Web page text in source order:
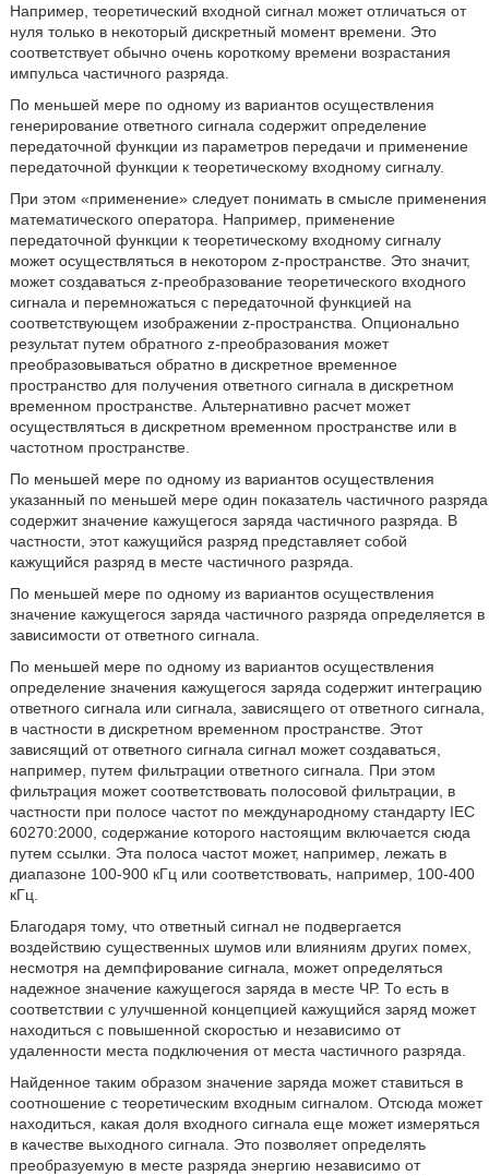
Например, теоретический входной сигнал может отличаться от
нуля только в некоторый дискретный момент времени. Это
соответствует обычно очень короткому времени возрастания
импульса частичного разряда.
По меньшей мере по одному из вариантов осуществления
генерирование ответного сигнала содержит определение
передаточной функции из параметров передачи и применение
передаточной функции к теоретическому входному сигналу.
При этом «применение» следует понимать в смысле применения
математического оператора. Например, применение
передаточной функции к теоретическому входному сигналу
может осуществляться в некотором z-пространстве. Это значит,
может создаваться z-преобразование теоретического входного
сигнала и перемножаться с передаточной функцией на
соответствующем изображении z-пространства. Опционально
результат путем обратного z-преобразования может
преобразовываться обратно в дискретное временное
пространство для получения ответного сигнала в дискретном
временном пространстве. Альтернативно расчет может
осуществляться в дискретном временном пространстве или в
частотном пространстве.
По меньшей мере по одному из вариантов осуществления
указанный по меньшей мере один показатель частичного разряда
содержит значение кажущегося заряда частичного разряда. В
частности, этот кажущийся разряд представляет собой
кажущийся разряд в месте частичного разряда.
По меньшей мере по одному из вариантов осуществления
значение кажущегося заряда частичного разряда определяется в
зависимости от ответного сигнала.
По меньшей мере по одному из вариантов осуществления
определение значения кажущегося заряда содержит интеграцию
ответного сигнала или сигнала, зависящего от ответного сигнала,
в частности в дискретном временном пространстве. Этот
зависящий от ответного сигнала сигнал может создаваться,
например, путем фильтрации ответного сигнала. При этом
фильтрация может соответствовать полосовой фильтрации, в
частности при полосе частот по международному стандарту IEC
60270:2000, содержание которого настоящим включается сюда
путем ссылки. Эта полоса частот может, например, лежать в
диапазоне 100-900 кГц или соответствовать, например, 100-400
кГц.
Благодаря тому, что ответный сигнал не подвергается
воздействию существенных шумов или влияниям других помех,
несмотря на демпфирование сигнала, может определяться
надежное значение кажущегося заряда в месте ЧР. То есть в
соответствии с улучшенной концепцией кажущийся заряд может
находиться с повышенной скоростью и независимо от
удаленности места подключения от места частичного разряда.
Найденное таким образом значение заряда может ставиться в
соотношение с теоретическим входным сигналом. Отсюда может
находиться, какая доля входного сигнала еще может измеряться
в качестве выходного сигнала. Это позволяет определять
преобразуемую в месте разряда энергию независимо от